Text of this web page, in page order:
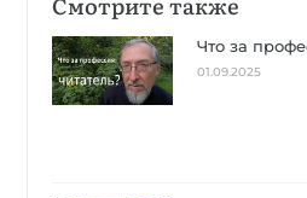
Что за
01.09.2025